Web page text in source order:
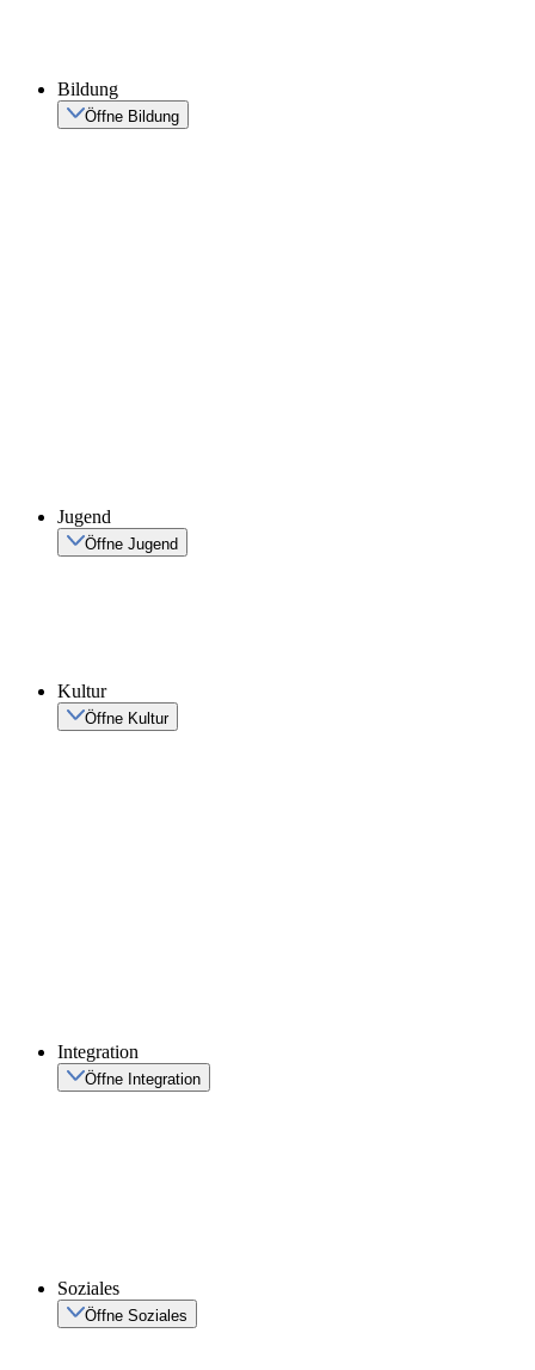
Bildung
Öffne Bildung
Jugend
Öffne Jugend
Kultur
Öffne Kultur
Integration
Öffne Integration
Soziales
Öffne Soziales